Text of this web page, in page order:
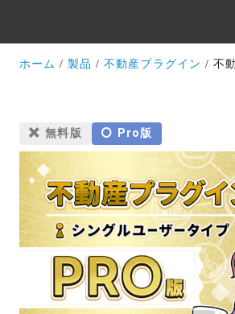
ホーム 製品 不動産プラグイン 不動産プ
無料版 Pro版